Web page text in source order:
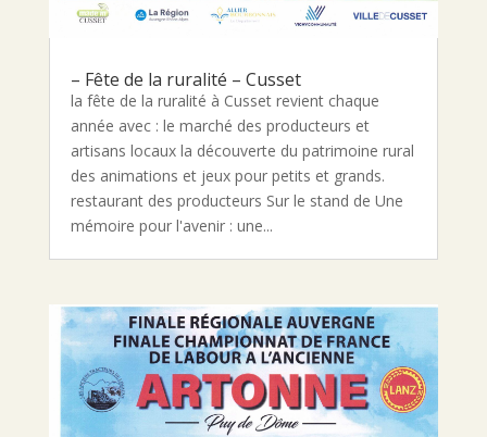
– Fête de la ruralité – Cusset
la fête de la ruralité à Cusset revient chaque
année avec : le marché des producteurs et
artisans locaux la découverte du patrimoine rural
des animations et jeux pour petits et grands.
restaurant des producteurs Sur le stand de Une
mémoire pour l'avenir : une...